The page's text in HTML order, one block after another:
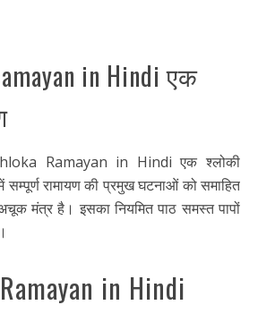
in Hindi एक
Ramayan in Hindi एक श्लोकी
सम्पूर्ण रामायण की प्रमुख घटनाओं को समाहित
मंत्र है। इसका नियमित पाठ समस्त पापों
in Hindi